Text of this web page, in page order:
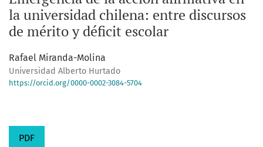
la universidad chilena: entre discursos
de mérito y déficit escolar
Rafael Miranda-Molina
Universidad Alberto Hurtado
https://orcid.org/0000-0002-3084-5704
PDF